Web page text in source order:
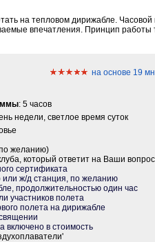
на тепловом дирижабле. Часовой
впечатления. Принцип работы
на основе 19
: 5 часов
недели, светлое время суток
желанию)
который ответит на Ваши
сертификата
или ж/д станция, по желанию
продолжительностью один час
участников полета
полета на дирижабле
включено в стоимость